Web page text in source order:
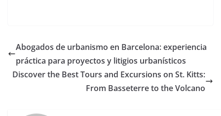
Abogados de urbanismo en Barcelona: experiencia
práctica para proyectos y litigios urbanísticos
Discover the Best Tours and Excursions on St. Kitts:
From Basseterre to the Volcano